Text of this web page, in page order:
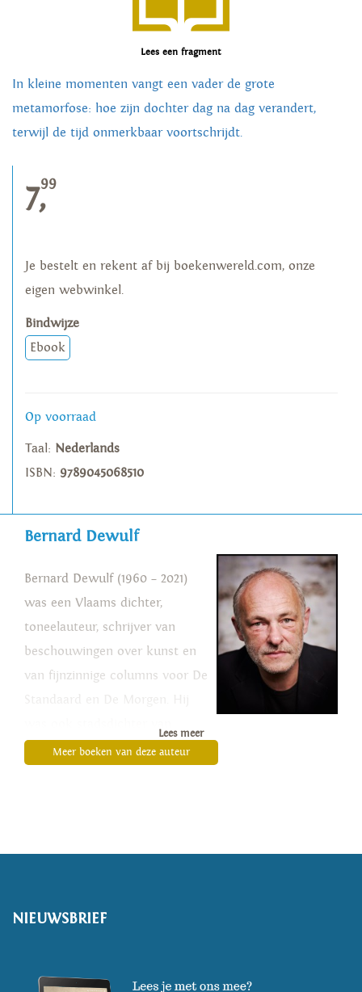
Lees een fragment
In kleine momenten vangt een vader de grote
metamorfose: hoe zijn dochter dag na dag verandert,
terwijl de tijd onmerkbaar voortschrijdt.
7,99
Je bestelt en rekent af bij boekenwereld.com, onze
eigen webwinkel.
Bindwijze
Ebook
Op voorraad
Taal: Nederlands
ISBN: 9789045068510
Bernard Dewulf
Bernard Dewulf (1960 – 2021)
was een Vlaams dichter,
toneelauteur, schrijver van
beschouwingen over kunst en
van fijnzinnige columns voor De
Antwerpen.
met de Vlaamse Debuutprijs
In 2010 won Dewulf de Libris
Lees meer
Meer boeken van deze auteur
NIEUWSBRIEF